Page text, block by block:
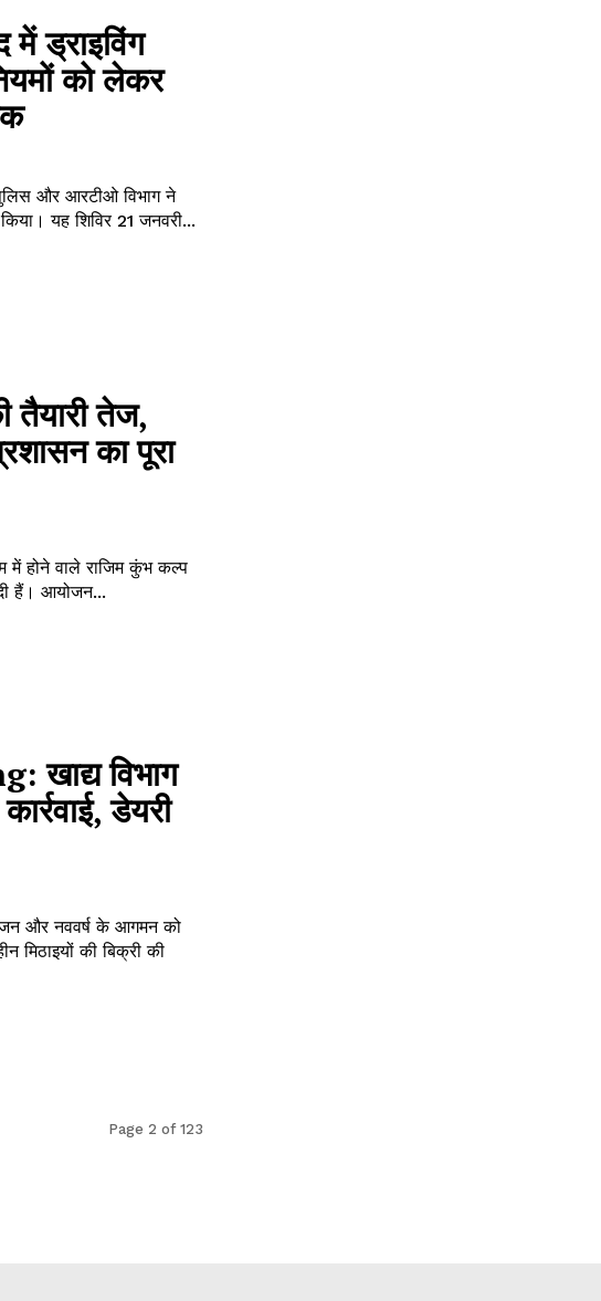
में ड्राइविंग
को लेकर
और आरटीओ विभाग ने
यह शिविर 21 जनवरी...
तैयारी तेज,
का पूरा
में होने वाले राजिम कुंभ कल्प
हैं। आयोजन...
विभाग
डेयरी
और नववर्ष के आगमन को
मिठाइयों की बिक्री की
Page 2 of 123